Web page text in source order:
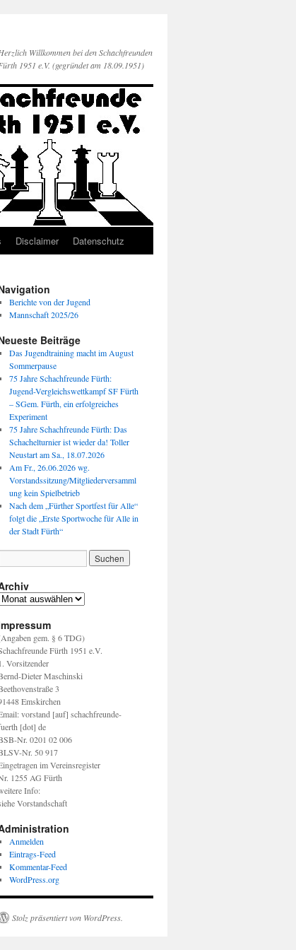
Willkommen bei den Schachfreunden
1951 e.V. (gegründet am 18.09.1951)
Disclaimer Datenschutz
Berichte von der Jugend
Mannschaft 2025/26
Beiträge
Das Jugendtraining macht im August
Sommerpause
75 Jahre Schachfreunde Fürth:
Jugend-Vergleichswettkampf SF Fürth
– SGem. Fürth, ein erfolgreiches
Experiment
75 Jahre Schachfreunde Fürth: Das
Schachelturnier ist wieder da! Toller
Neustart am Sa., 18.07.2026
Am Fr., 26.06.2026 wg.
Vorstandssitzung/Mitgliederversamml
ung kein Spielbetrieb
Nach dem „Fürther Sportfest für Alle“
folgt die „Erste Sportwoche für Alle in
der Stadt Fürth“
Archiv
gem. § 6 TDG)
Fürth 1951 e.V.
1. Vorsitzender
Dieter Maschinski
3
Emskirchen
vorstand [auf] schachfreunde-
[dot] de
Nr. 0201 02 006
Nr. 50 917
im Vereinsregister
1255 AG Fürth
Info:
Vorstandschaft
Anmelden
Eintrags-Feed
Kommentar-Feed
WordPress.org
Stolz präsentiert von WordPress.